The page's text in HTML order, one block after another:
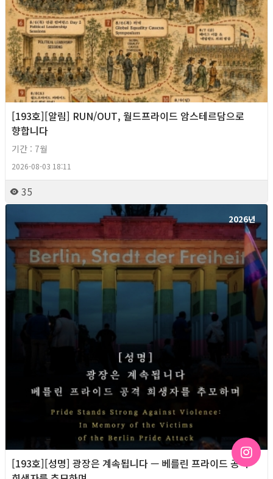
[193호][알림] RUN/OUT, 월드프라이드 암스테르담으로
향합니다
기간 : 7월
2026-08-03 18:11
35
2026년
[193호][성명] 광장은 계속됩니다 — 베를린 프라이드 공격